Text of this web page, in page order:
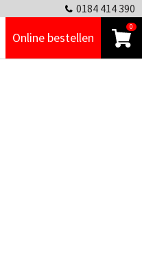
0184 414 390
Online bestellen
0